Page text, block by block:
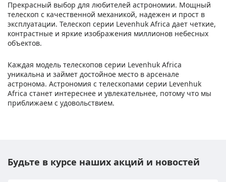
Прекрасный выбор для любителей астрономии. Мощный
телескоп с качественной механикой, надежен и прост в
эксплуатации. Телескоп серии Levenhuk Africa дает четкие,
контрастные и яркие изображения миллионов небесных
объектов.
Каждая модель телескопов серии Levenhuk Africa
уникальна и займет достойное место в арсенале
астронома. Астрономия с телескопами серии Levenhuk
Africa станет интереснее и увлекательнее, потому что мы
приближаем с удовольствием.
Будьте в курсе наших акций и новостей